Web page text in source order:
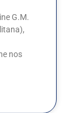
G.M.
nos